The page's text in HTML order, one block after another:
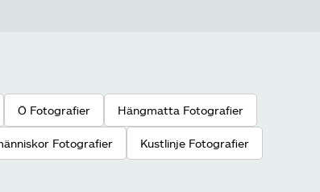
Ö Fotografier Hängmatta Fotografier
Fotografier Kustlinje Fotografier